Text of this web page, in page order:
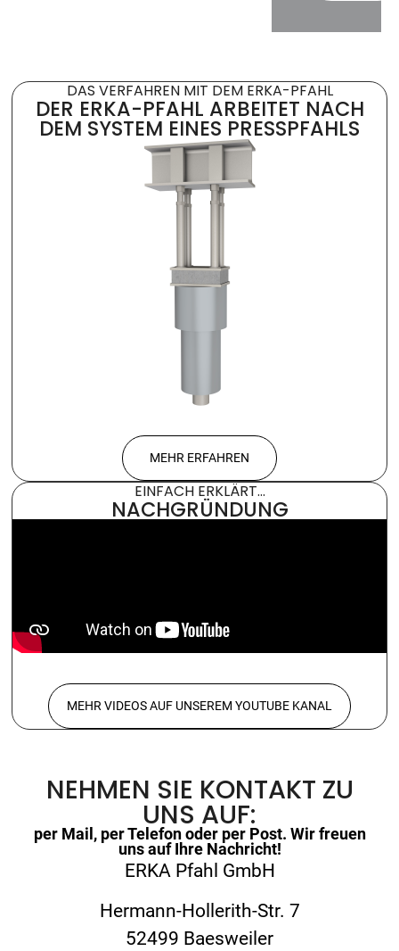
DAS VERFAHREN MIT DEM ERKA-PFAHL
DER ERKA-PFAHL ARBEITET NACH
DEM SYSTEM EINES PRESSPFAHLS​
MEHR ERFAHREN
EINFACH ERKLÄRT...
NACHGRÜNDUNG
MEHR VIDEOS AUF UNSEREM YOUTUBE KANAL
NEHMEN SIE KONTAKT ZU
UNS AUF:
per Mail, per Telefon oder per Post. Wir freuen
uns auf Ihre Nachricht!
ERKA Pfahl GmbH
Hermann-Hollerith-Str. 7
52499 Baesweiler